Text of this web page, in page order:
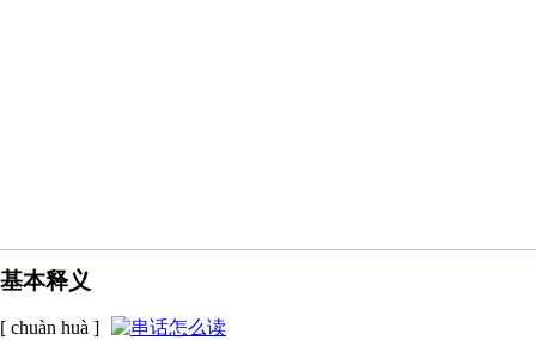
基本释义
[ chuàn huà ]